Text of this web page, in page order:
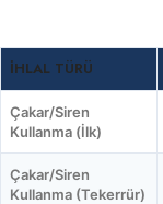
İHLAL TÜRÜ
Çakar/Siren
Kullanma (İlk)
Çakar/Siren
Kullanma (Tekerrür)